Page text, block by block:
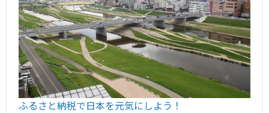
ふるさと納税で日本を元気にしよう！